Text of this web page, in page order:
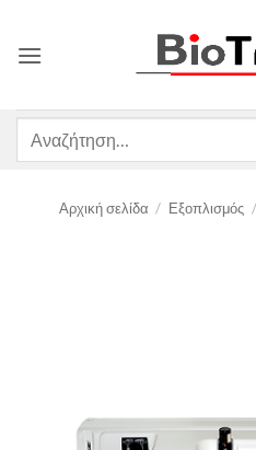
περιεχόμενο
Αναζήτηση
Αρχική σελίδα / Εξοπλισμός /